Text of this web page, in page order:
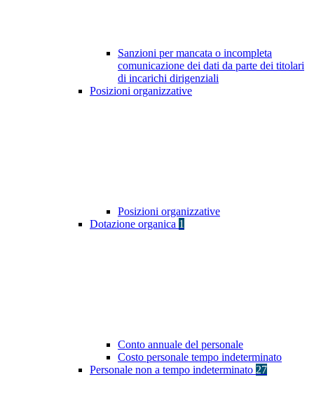
Sanzioni per mancata o incompleta
comunicazione dei dati da parte dei titolari
di incarichi dirigenziali
Posizioni organizzative
Posizioni organizzative
Dotazione organica 1
Conto annuale del personale
Costo personale tempo indeterminato
Personale non a tempo indeterminato 27